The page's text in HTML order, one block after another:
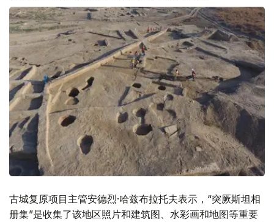
古城复原项目主管安德烈·哈兹布拉托夫表示，“突厥斯坦相
册集”是收集了该地区照片和建筑图、水彩画和地图等重要